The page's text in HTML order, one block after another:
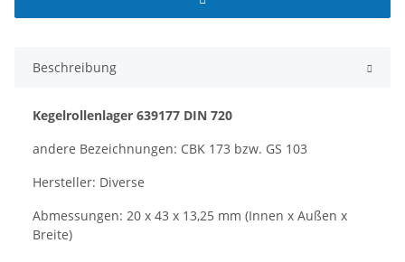
Beschreibung
Kegelrollenlager 639177 DIN 720
andere Bezeichnungen: CBK 173 bzw. GS 103
Hersteller: Diverse
Abmessungen: 20 x 43 x 13,25 mm (Innen x Außen x
Breite)